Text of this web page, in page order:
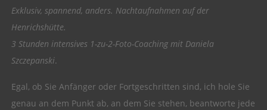
Exklusiv, spannend, anders. Nachtaufnahmen auf der
Henrichshütte.
3 Stunden intensives 1-zu-2-Foto-Coaching mit Daniela
Szczepanski.
Egal, ob Sie Anfänger oder Fortgeschritten sind, ich hole Sie
genau an dem Punkt ab, an dem Sie stehen, beantworte jede